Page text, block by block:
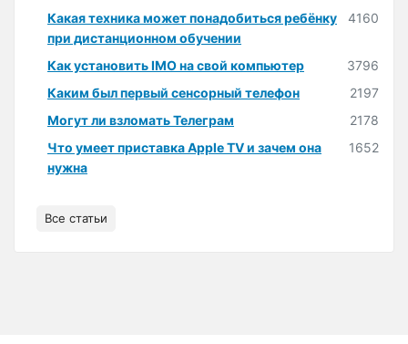
Какая техника может понадобиться ребёнку
при дистанционном обучении
4160
Как установить IMO на свой компьютер
3796
Каким был первый сенсорный телефон
2197
Могут ли взломать Телеграм
2178
Что умеет приставка Apple TV и зачем она
нужна
1652
Все статьи